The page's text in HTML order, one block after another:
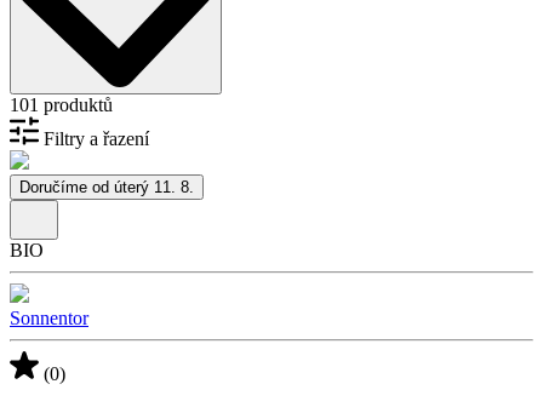
101 produktů
Filtry a řazení
Doručíme od úterý 11. 8.
BIO
Sonnentor
(0)